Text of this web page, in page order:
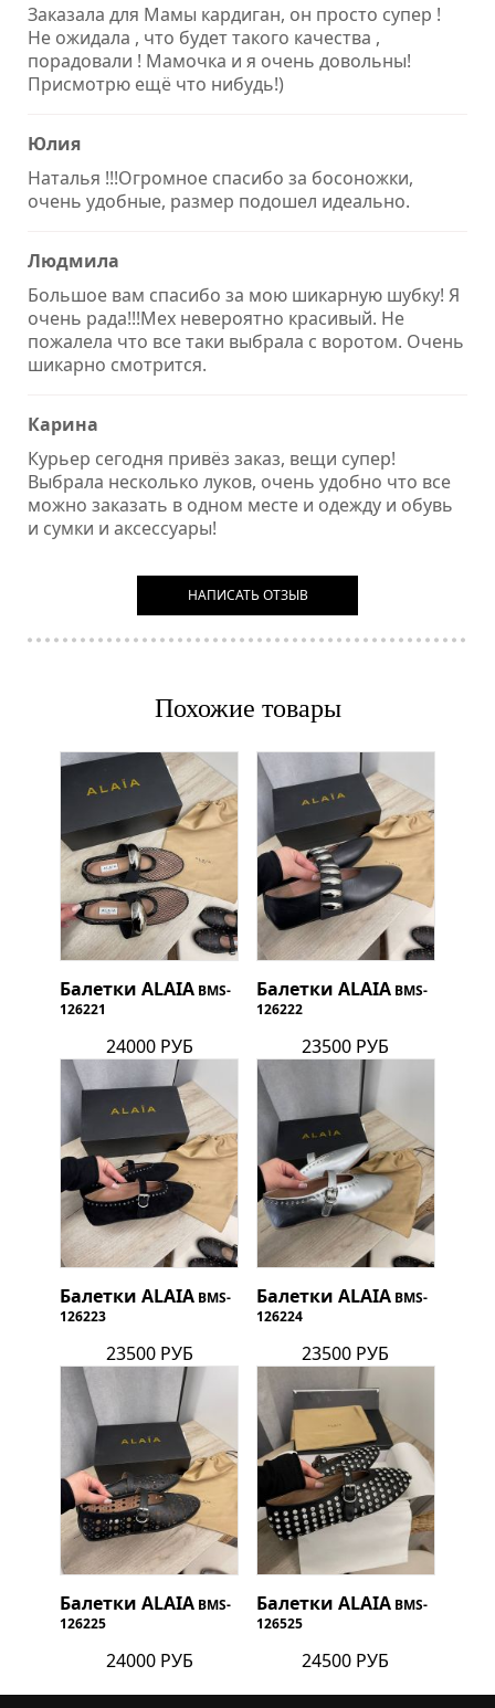
Заказала для Мамы кардиган, он просто супер !
Не ожидала , что будет такого качества ,
порадовали ! Мамочка и я очень довольны!
Присмотрю ещё что нибудь!)
Юлия
Наталья !!!Огромное спасибо за босоножки,
очень удобные, размер подошел идеально.
Людмила
Большое вам спасибо за мою шикарную шубку! Я
очень рада!!!Мех невероятно красивый. Не
пожалела что все таки выбрала с воротом. Очень
шикарно смотрится.
Карина
Курьер сегодня привёз заказ, вещи супер!
Выбрала несколько луков, очень удобно что все
можно заказать в одном месте и одежду и обувь
и сумки и аксессуары!
НАПИСАТЬ ОТЗЫВ
Похожие товары
Балетки ALAIA BMS-
126221
24000 РУБ
Балетки ALAIA BMS-
126222
23500 РУБ
Балетки ALAIA BMS-
126223
23500 РУБ
Балетки ALAIA BMS-
126224
23500 РУБ
Балетки ALAIA BMS-
126225
24000 РУБ
Балетки ALAIA BMS-
126525
24500 РУБ